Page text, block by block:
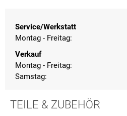
Service/Werkstatt
Montag - Freitag:
Verkauf
Montag - Freitag:
Samstag:
TEILE & ZUBEHÖR